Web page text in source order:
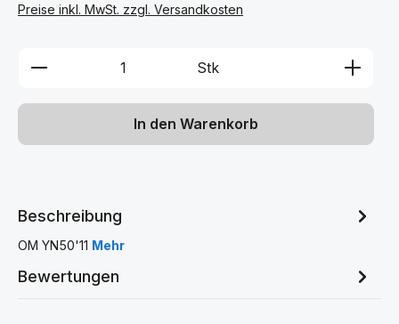
Preise inkl. MwSt. zzgl. Versandkosten
Produkt Anzahl: Gib den
Stk
In den Warenkorb
Beschreibung
OM YN50'11 Mehr
Bewertungen